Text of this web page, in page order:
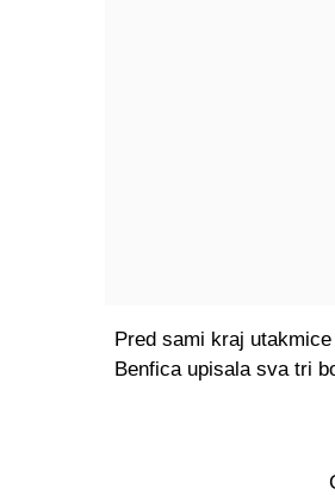
Pred sami kraj
Benfica upisala sva tri